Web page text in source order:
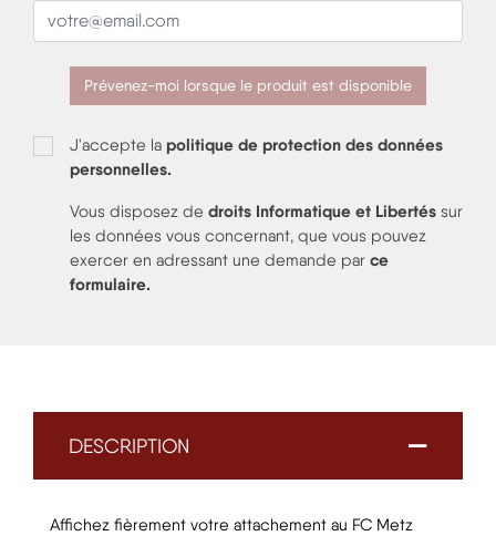
Prévenez-moi lorsque le produit est disponible
J'accepte la politique de protection des données
personnelles.
Vous disposez de droits Informatique et Libertés sur
les données vous concernant, que vous pouvez
exercer en adressant une demande par ce
formulaire.
DESCRIPTION
Affichez fièrement votre attachement au FC Metz